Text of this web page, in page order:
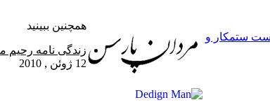
ستمکار و
همچنین ببینید
زندگی نامه رحیم
12 ژوئن , 2010
فیس
بوک
X
واتس
آپ
تلگرام
وایبر
دکمه
بازگشت